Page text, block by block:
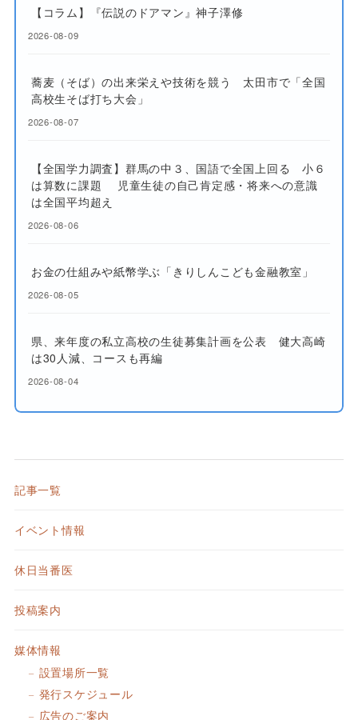
【コラム】『伝説のドアマン』神子澤修
2026-08-09
蕎麦（そば）の出来栄えや技術を競う 太田市で「全国
高校生そば打ち大会」
2026-08-07
【全国学力調査】群馬の中３、国語で全国上回る 小６
は算数に課題 児童生徒の自己肯定感・将来への意識
は全国平均超え
2026-08-06
お金の仕組みや紙幣学ぶ「きりしんこども金融教室」
2026-08-05
県、来年度の私立高校の生徒募集計画を公表 健大高崎
は30人減、コースも再編
2026-08-04
記事一覧
イベント情報
休日当番医
投稿案内
媒体情報
設置場所一覧
発行スケジュール
広告のご案内